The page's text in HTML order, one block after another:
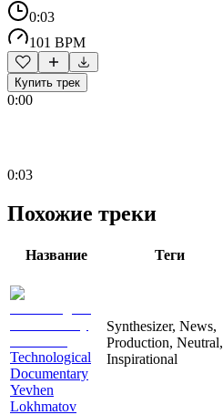
0:03
101 BPM
Купить трек
0:00
0:03
Похожие треки
Название Теги
Technological
Documentary
Yevhen
Lokhmatov
Synthesizer, News,
Production, Neutral,
Inspirational